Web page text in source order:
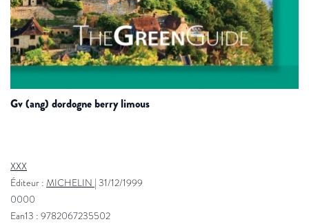
gv (ang) dordogne berry limous
XXX
Éditeur : MICHELIN 31/12/1999
0000
Ean13 : 9782067235502